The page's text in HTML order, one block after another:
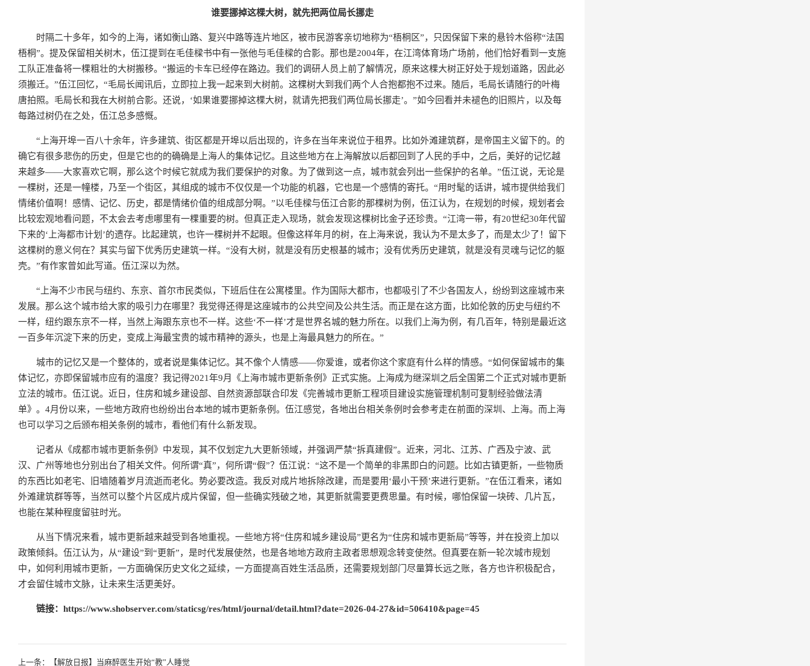
谁要挪掉这棵大树，就先把两位局长挪走
时隔二十多年，如今的上海，诸如衡山路、复兴中路等连片地区，被市民游客亲切地称为“梧桐区”，只因保留下来的悬铃木俗称“法国
梧桐”。提及保留相关树木，伍江提到在毛佳樑书中有一张他与毛佳樑的合影。那也是2004年，在江湾体育场广场前，他们恰好看到一支施
工队正准备将一棵粗壮的大树搬移。“搬运的卡车已经停在路边。我们的调研人员上前了解情况，原来这棵大树正好处于规划道路，因此必
须搬迁。”伍江回忆，“毛局长闻讯后，立即拉上我一起来到大树前。这棵树大到我们两个人合抱都抱不过来。随后，毛局长请随行的叶梅
唐拍照。毛局长和我在大树前合影。还说，‘如果谁要挪掉这棵大树，就请先把我们两位局长挪走’。”如今回看并未褪色的旧照片，以及每
每路过树仍在之处，伍江总多感慨。
“上海开埠一百八十余年，许多建筑、街区都是开埠以后出现的，许多在当年来说位于租界。比如外滩建筑群，是帝国主义留下的。的
确它有很多悲伤的历史，但是它也的的确确是上海人的集体记忆。且这些地方在上海解放以后都回到了人民的手中，之后，美好的记忆越
来越多——大家喜欢它啊，那么这个时候它就成为我们要保护的对象。为了做到这一点，城市就会列出一些保护的名单。”伍江说，无论是
一棵树，还是一幢楼，乃至一个街区，其组成的城市不仅仅是一个功能的机器，它也是一个感情的寄托。“用时髦的话讲，城市提供给我们
情绪价值啊！感情、记忆、历史，都是情绪价值的组成部分啊。”以毛佳樑与伍江合影的那棵树为例，伍江认为，在规划的时候，规划者会
比较宏观地看问题，不太会去考虑哪里有一棵重要的树。但真正走入现场，就会发现这棵树比金子还珍贵。“江湾一带，有20世纪30年代留
下来的‘上海都市计划’的遗存。比起建筑，也许一棵树并不起眼。但像这样年月的树，在上海来说，我认为不是太多了，而是太少了！留下
这棵树的意义何在？其实与留下优秀历史建筑一样。“没有大树，就是没有历史根基的城市；没有优秀历史建筑，就是没有灵魂与记忆的躯
壳。”有作家曾如此写道。伍江深以为然。
“上海不少市民与纽约、东京、首尔市民类似，下班后住在公寓楼里。作为国际大都市，也都吸引了不少各国友人，纷纷到这座城市来
发展。那么这个城市给大家的吸引力在哪里？我觉得还得是这座城市的公共空间及公共生活。而正是在这方面，比如伦敦的历史与纽约不
一样，纽约跟东京不一样，当然上海跟东京也不一样。这些‘不一样’才是世界名城的魅力所在。以我们上海为例，有几百年，特别是最近这
一百多年沉淀下来的历史，变成上海最宝贵的城市精神的源头，也是上海最具魅力的所在。”
城市的记忆又是一个整体的，或者说是集体记忆。其不像个人情感——你爱谁，或者你这个家庭有什么样的情感。“如何保留城市的集
体记忆，亦即保留城市应有的温度？我记得2021年9月《上海市城市更新条例》正式实施。上海成为继深圳之后全国第二个正式对城市更新
立法的城市。伍江说。近日，住房和城乡建设部、自然资源部联合印发《完善城市更新工程项目建设实施管理机制可复制经验做法清
单》。4月份以来，一些地方政府也纷纷出台本地的城市更新条例。伍江感觉，各地出台相关条例时会参考走在前面的深圳、上海。而上海
也可以学习之后颁布相关条例的城市，看他们有什么新发现。
记者从《成都市城市更新条例》中发现，其不仅划定九大更新领域，并强调严禁“拆真建假”。近来，河北、江苏、广西及宁波、武
汉、广州等地也分别出台了相关文件。何所谓“真”，何所谓“假”？伍江说：“这不是一个简单的非黑即白的问题。比如古镇更新，一些物质
的东西比如老宅、旧墙随着岁月流逝而老化。势必要改造。我反对成片地拆除改建，而是要用‘最小干预’来进行更新。”在伍江看来，诸如
外滩建筑群等等，当然可以整个片区成片成片保留，但一些确实残破之地，其更新就需要更费思量。有时候，哪怕保留一块砖、几片瓦，
也能在某种程度留驻时光。
从当下情况来看，城市更新越来越受到各地重视。一些地方将“住房和城乡建设局”更名为“住房和城市更新局”等等，并在投资上加以
政策倾斜。伍江认为，从“建设”到“更新”，是时代发展使然，也是各地地方政府主政者思想观念转变使然。但真要在新一轮次城市规划
中，如何利用城市更新，一方面确保历史文化之延续，一方面提高百姓生活品质，还需要规划部门尽量算长远之账，各方也许积极配合，
才会留住城市文脉，让未来生活更美好。
链接： https://www.shobserver.com/staticsg/res/html/journal/detail.html?date=2026-04-27&id=506410&page=45
上一条：【解放日报】当麻醉医生开始“教”人睡觉